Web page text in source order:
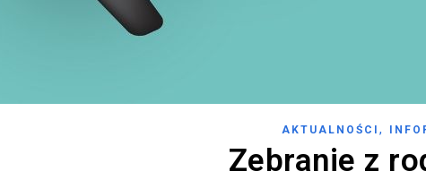
AKTUALNOŚCI ,
Zebranie z